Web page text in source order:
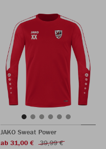
JAKO Sweat Power
ab 31,00 €
39,99 €